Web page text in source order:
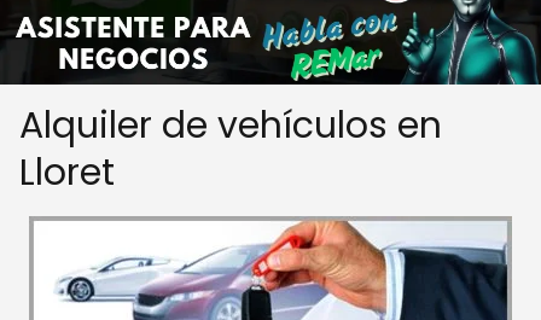
Alquiler de vehículos en
Lloret